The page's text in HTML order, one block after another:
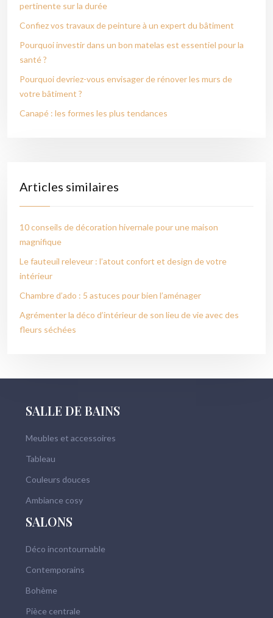
pertinente sur la durée
Confiez vos travaux de peinture à un expert du bâtiment
Pourquoi investir dans un bon matelas est essentiel pour la
santé ?
Pourquoi devriez-vous envisager de rénover les murs de
votre bâtiment ?
Canapé : les formes les plus tendances
Articles similaires
10 conseils de décoration hivernale pour une maison
magnifique
Le fauteuil releveur : l’atout confort et design de votre
intérieur
Chambre d’ado : 5 astuces pour bien l’aménager
Agrémenter la déco d’intérieur de son lieu de vie avec des
fleurs séchées
SALLE DE BAINS
Meubles et accessoires
Tableau
Couleurs douces
Ambiance cosy
SALONS
Déco incontournable
Contemporains
Bohème
Pièce centrale